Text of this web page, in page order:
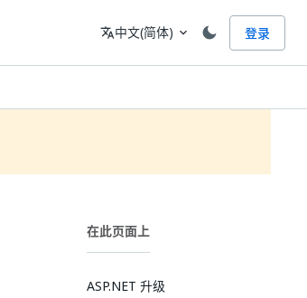
语言
translate中文(简体) expand_more 登录
在此页面上
ASP.NET 升级